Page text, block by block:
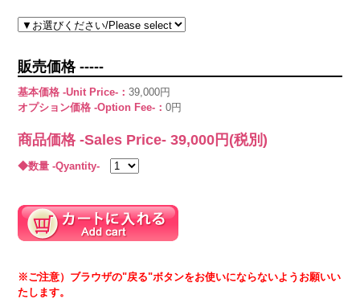
販売価格 -----
基本価格 -Unit Price-：39,000円
オプション価格 -Option Fee-：0円
商品価格 -Sales Price-39,000 円(税別)
◆数量 -Qyantity-
※ご注意）ブラウザの"戻る"ボタンをお使いにならないようお願いい
たします。